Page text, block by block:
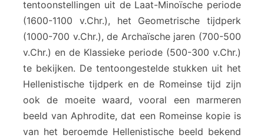
tentoonstellingen uit de Laat-Minoïsche periode
(1600-1100 v.Chr.), het Geometrische tijdperk
(1000-700 v.Chr.), de Archaïsche jaren (700-500
v.Chr.) en de Klassieke periode (500-300 v.Chr.)
te bekijken. De tentoongestelde stukken uit het
Hellenistische tijdperk en de Romeinse tijd zijn
ook de moeite waard, vooral een marmeren
beeld van Aphrodite, dat een Romeinse kopie is
van het beroemde Hellenistische beeld bekend